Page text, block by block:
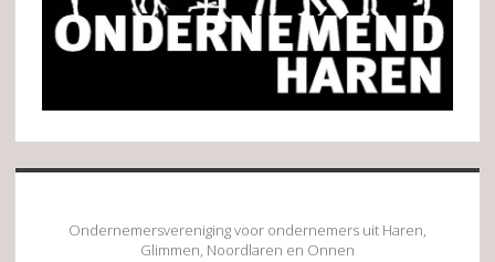
Ondernemersvereniging voor ondernemers uit Haren,
Glimmen, Noordlaren en Onnen